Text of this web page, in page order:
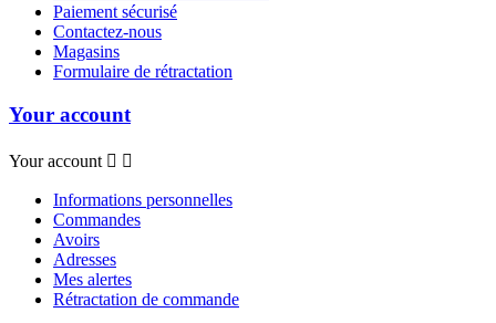
Paiement sécurisé
Contactez-nous
Magasins
Formulaire de rétractation
Your account
Your account  
Informations personnelles
Commandes
Avoirs
Adresses
Mes alertes
Rétractation de commande